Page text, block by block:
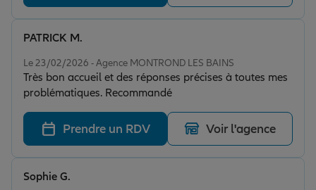
Le 23/02/2026 - Agence MONTROND LES BAINS
Très bon accueil et des réponses précises à toutes mes
problématiques. Recommandé
PATRICK M.
Prendre un RDV Voir l'agence
Sophie G.